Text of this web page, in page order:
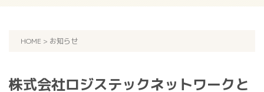
HOME > お知らせ
株式会社ロジステックネットワークと